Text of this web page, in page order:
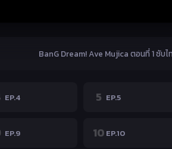
BanG Dream! Ave Mujica ตอนที่ 1 ซับไ
EP.4 5 EP.5
EP.9 10 EP.10